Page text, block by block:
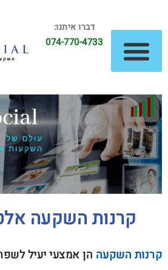
דברו איתנו:
074-770-4733
קרנות השקעה
קרנות השקעה הן אמצעי יעיל